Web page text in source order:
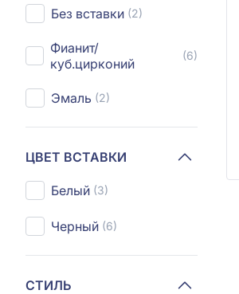
Без вставки (2)
Фианит/
куб.цирконий
(6)
Эмаль (2)
ЦВЕТ ВСТАВКИ
Белый (3)
Черный (6)
СТИЛЬ